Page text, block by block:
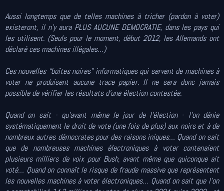
Aussi longtemps que de telles machines à tricher (pardon à voter)
existeront, il n’y aura PLUS AUCUNE DEMOCRATIE, dans les pays qui
les utilisent. (Seuls pour le moment, début 2012, les Allemands ont
déclaré ces machines illégales…)
Ces nouvelles “boîtes noires” informatiques qui servent de machines à
voter ne produisent aucune trace papier. Il ne sera donc jamais
possible de vérifier les résultats d’une élection contestée.
Quand on sait - qu’avant même le jour de l’élection - l’on dénie
systématiquement le droit de vote (une fois de plus) aux noirs et à de
nombreux autres démocrates pour des raisons iniques… Quand on sait
que de nombreuses machines électroniques à voter contenaient
plusieurs milliers de voix pour Bush, avant même que quiconque ait
voté… Quand on connaît le risque de fraude massive que représentent
les nouvelles machines à voter électroniques… Quand on sait que l’on